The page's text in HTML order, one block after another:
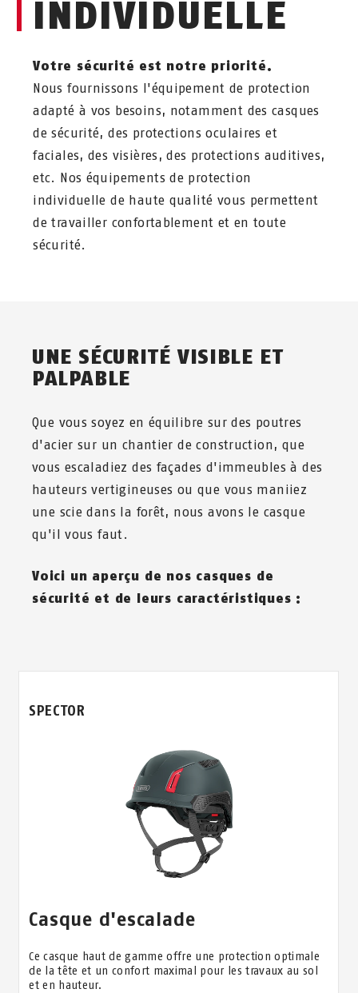
INDIVIDUELLE
Votre sécurité est notre priorité.
Nous fournissons l'équipement de protection
adapté à vos besoins, notamment des casques
de sécurité, des protections oculaires et
faciales, des visières, des protections auditives,
etc. Nos équipements de protection
individuelle de haute qualité vous permettent
de travailler confortablement et en toute
sécurité.
UNE SÉCURITÉ VISIBLE ET
PALPABLE
Que vous soyez en équilibre sur des poutres
d'acier sur un chantier de construction, que
vous escaladiez des façades d'immeubles à des
hauteurs vertigineuses ou que vous maniiez
une scie dans la forêt, nous avons le casque
qu'il vous faut.
Voici un aperçu de nos casques de
sécurité et de leurs caractéristiques :
SPECTOR
Casque d'escalade
Ce casque haut de gamme offre une protection optimale
de la tête et un confort maximal pour les travaux au sol
et en hauteur.